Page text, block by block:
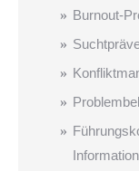
Burnout-